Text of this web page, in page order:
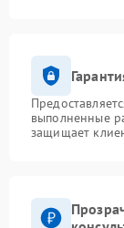
выполненные
защищает